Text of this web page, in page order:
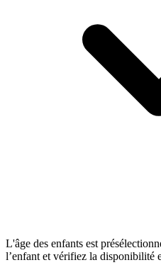
L'âge des enfants est
l’enfant et vérifiez la disponibilité